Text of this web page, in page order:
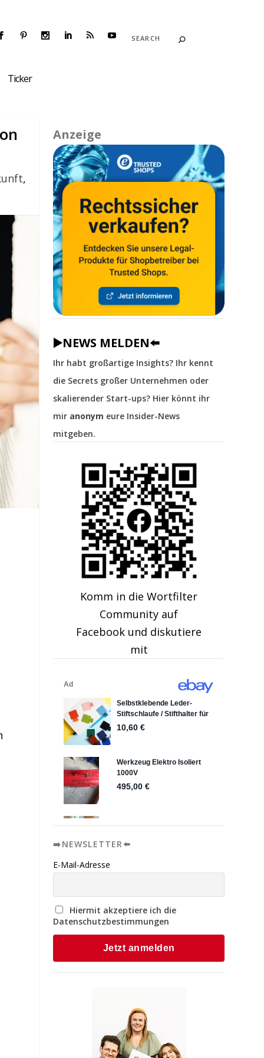
Ticker
,
Anzeige
▶️NEWS MELDEN⬅️
Ihr habt großartige Insights? Ihr kennt
die Secrets großer Unternehmen oder
skalierender Start-ups? Hier könnt ihr
mir anonym eure Insider-News
mitgeben.
Komm in die Wortfilter
Community auf
Facebook und diskutiere
mit
➡️NEWSLETTER⬅️
E-Mail-Adresse
Hiermit akzeptiere ich die
Datenschutzbestimmungen